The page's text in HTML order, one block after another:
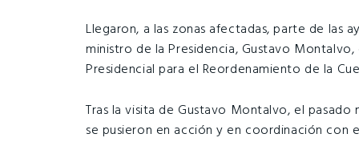
Llegaron, a las zonas afectadas, parte de las
ministro de la Presidencia, Gustavo
Presidencial para el Reordenamiento de la
Tras la visita de Gustavo Montalvo, el
se pusieron en acción y en coordinación con